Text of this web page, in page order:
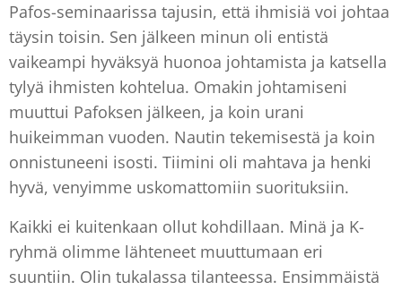
Pafos-seminaarissa tajusin, että ihmisiä voi johtaa
täysin toisin. Sen jälkeen minun oli entistä
vaikeampi hyväksyä huonoa johtamista ja katsella
tylyä ihmisten kohtelua. Omakin johtamiseni
muuttui Pafoksen jälkeen, ja koin urani
huikeimman vuoden. Nautin tekemisestä ja koin
onnistuneeni isosti. Tiimini oli mahtava ja henki
hyvä, venyimme uskomattomiin suorituksiin.
Kaikki ei kuitenkaan ollut kohdillaan. Minä ja K-
ryhmä olimme lähteneet muuttumaan eri
suuntiin. Olin tukalassa tilanteessa. Ensimmäistä